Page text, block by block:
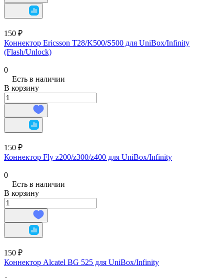
150 ₽
Коннектор Ericsson T28/K500/S500 для UniBox/Infinity
(Flash/Unlock)
0
Есть в наличии
В корзину
150 ₽
Коннектор Fly z200/z300/z400 для UniBox/Infinity
0
Есть в наличии
В корзину
150 ₽
Коннектор Alcatel BG 525 для UniBox/Infinity